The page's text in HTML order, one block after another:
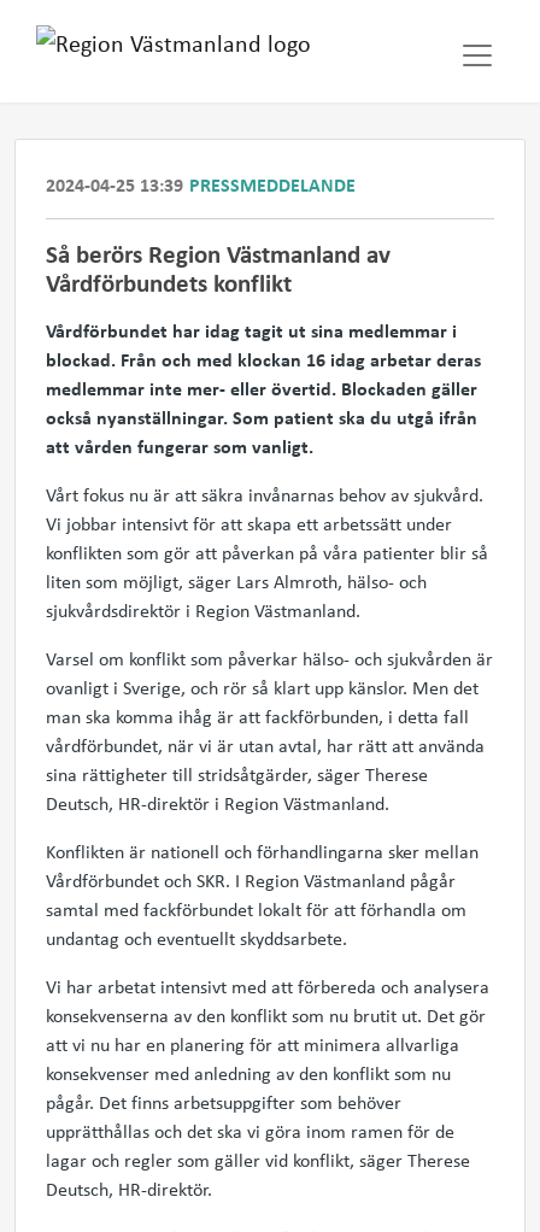
2024-04-25 13:39 PRESSMEDDELANDE
Så berörs Region Västmanland av
Vårdförbundets konflikt
Vårdförbundet har idag tagit ut sina medlemmar i
blockad. Från och med klockan 16 idag arbetar deras
medlemmar inte mer- eller övertid. Blockaden gäller
också nyanställningar. Som patient ska du utgå ifrån
att vården fungerar som vanligt.
Vårt fokus nu är att säkra invånarnas behov av sjukvård.
Vi jobbar intensivt för att skapa ett arbetssätt under
konflikten som gör att påverkan på våra patienter blir så
liten som möjligt, säger Lars Almroth, hälso- och
sjukvårdsdirektör i Region Västmanland.
Varsel om konflikt som påverkar hälso- och sjukvården är
ovanligt i Sverige, och rör så klart upp känslor. Men det
man ska komma ihåg är att fackförbunden, i detta fall
vårdförbundet, när vi är utan avtal, har rätt att använda
sina rättigheter till stridsåtgärder, säger Therese
Deutsch, HR-direktör i Region Västmanland.
Konflikten är nationell och förhandlingarna sker mellan
Vårdförbundet och SKR. I Region Västmanland pågår
samtal med fackförbundet lokalt för att förhandla om
undantag och eventuellt skyddsarbete.
Vi har arbetat intensivt med att förbereda och analysera
konsekvenserna av den konflikt som nu brutit ut. Det gör
att vi nu har en planering för att minimera allvarliga
konsekvenser med anledning av den konflikt som nu
pågår. Det finns arbetsuppgifter som behöver
upprätthållas och det ska vi göra inom ramen för de
lagar och regler som gäller vid konflikt, säger Therese
Deutsch, HR-direktör.